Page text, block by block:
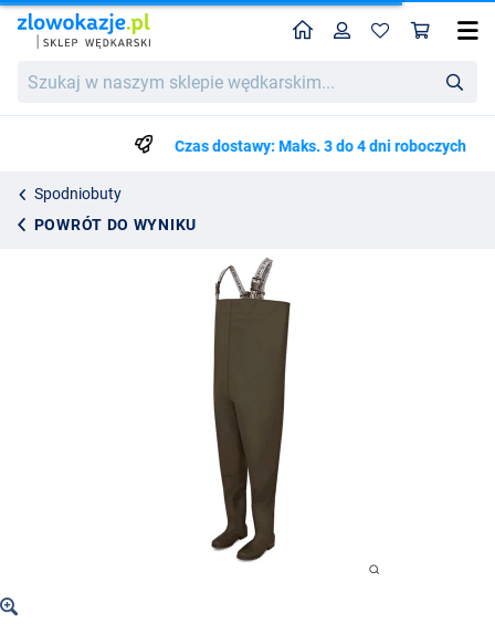
w
HomeProfil
Czas dostawy: Maks. 3 do 4 dni roboczych
Spodniobuty
POWRÓT DO WYNIKU
Trakker N3 HD Chest Waders
410.25